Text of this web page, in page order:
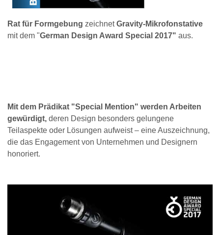
Rat für Formgebung zeichnetGravity-Mikrofonstative
mit dem "German Design Award Special 2017" aus.
Mit dem Prädikat "Special Mention" werden Arbeiten
gewürdigt, deren Design besonders gelungene
Teilaspekte oder Lösungen aufweist – eine Auszeichnung,
die das Engagement von Unternehmen und Designern
honoriert.